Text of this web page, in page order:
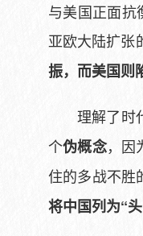
与美国正面抗
亚欧大陆扩张
振，而美国则
理解了时
个伪概念，因
住的多战不
将中国列为“